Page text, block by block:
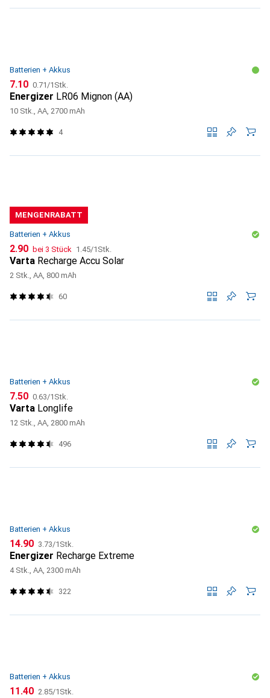
Batterien + Akkus
CHF
7.10 CHF
0.71/1Stk.
Energizer LR06 Mignon (AA)
10 Stk., AA, 2700 mAh
4
MENGENRABATT
Batterien + Akkus
CHF
2.90 bei 3 Stück CHF
1.45/1Stk.
Varta Recharge Accu Solar
2 Stk., AA, 800 mAh
60
Batterien + Akkus
CHF
7.50 CHF
0.63/1Stk.
Varta Longlife
12 Stk., AA, 2800 mAh
496
Batterien + Akkus
CHF
14.90 CHF
3.73/1Stk.
Energizer Recharge Extreme
4 Stk., AA, 2300 mAh
322
Batterien + Akkus
CHF
11.40 CHF
2.85/1Stk.